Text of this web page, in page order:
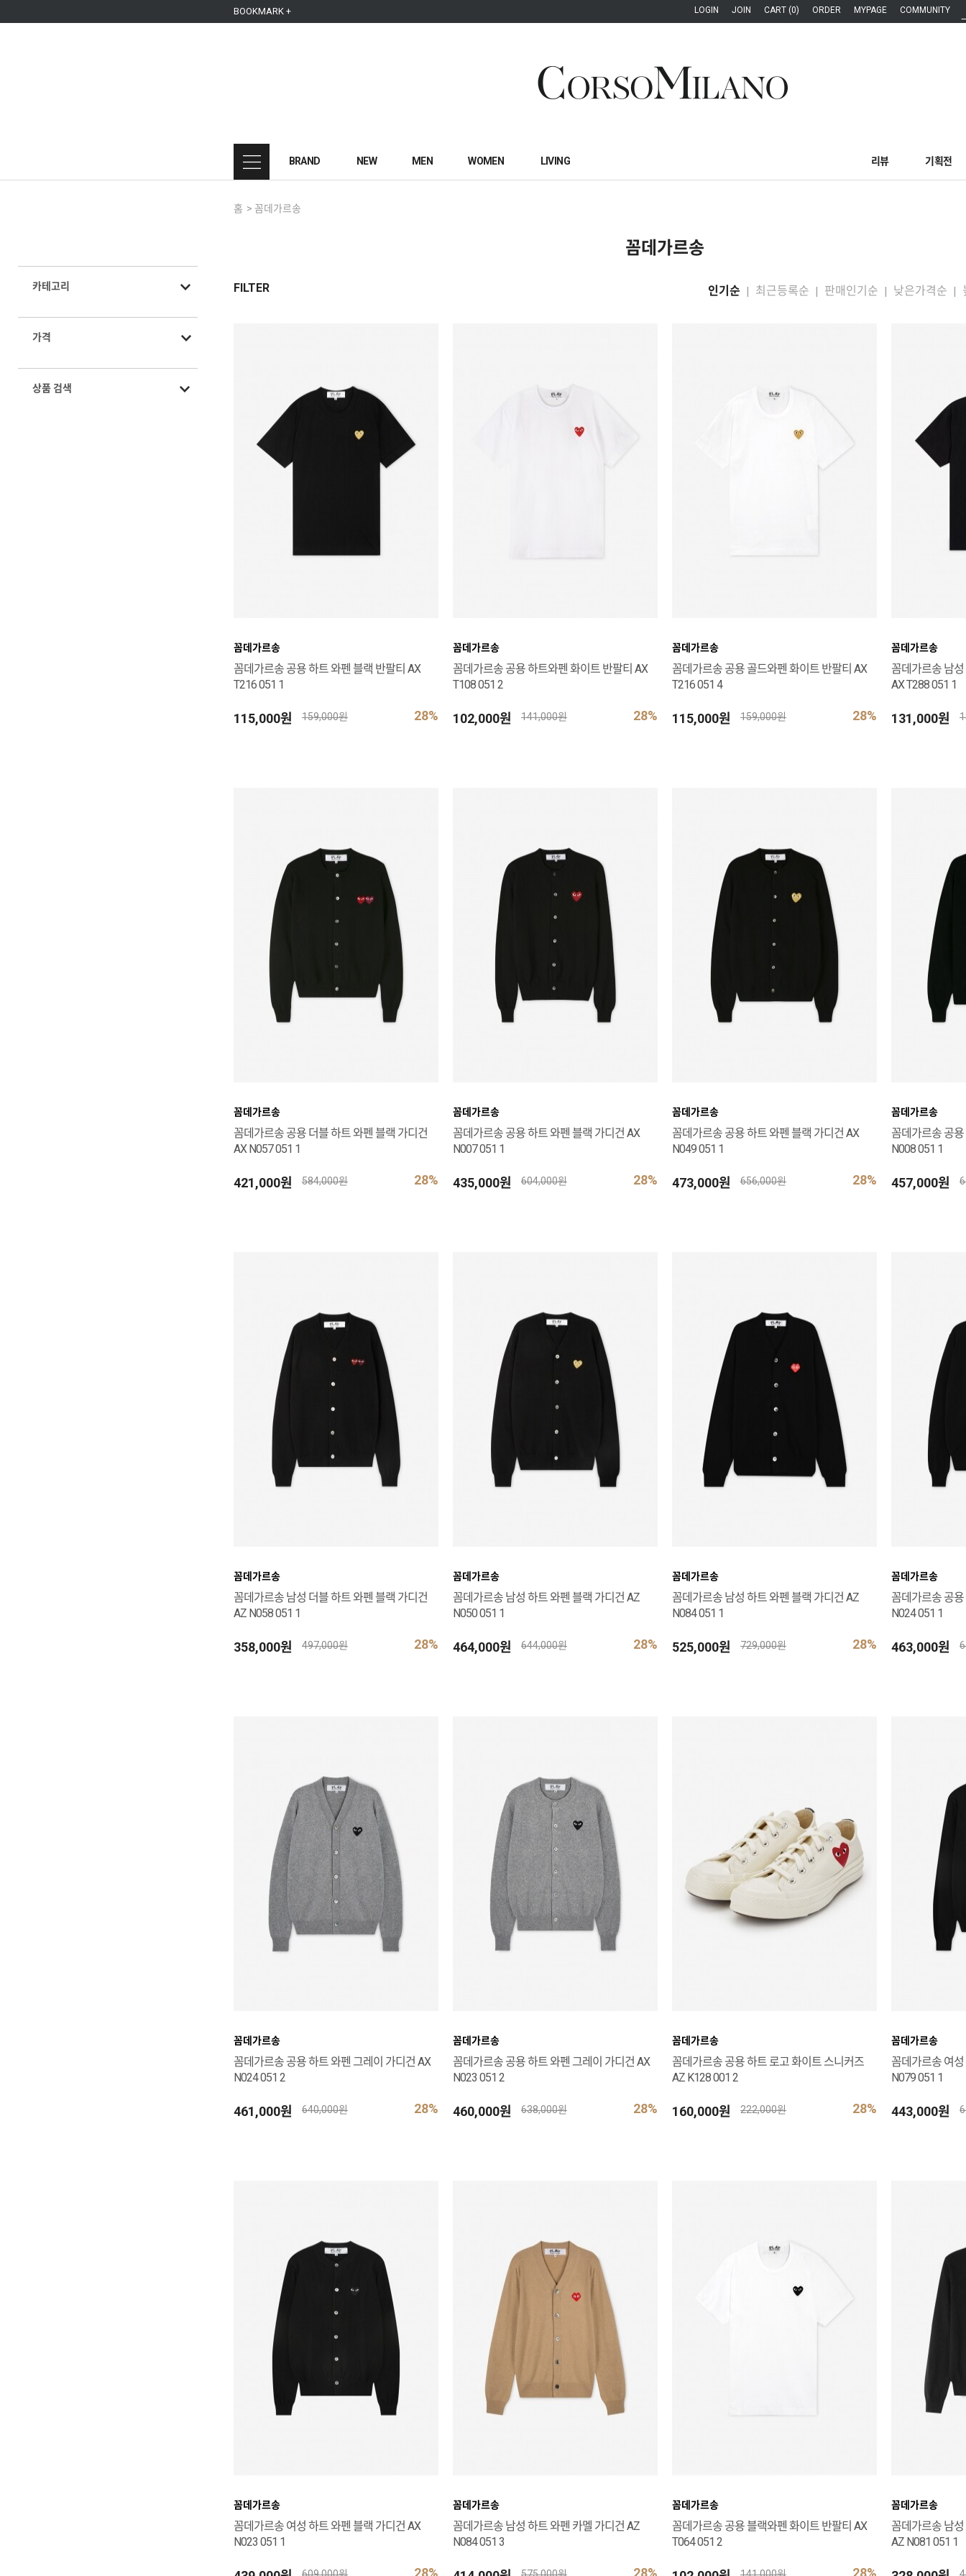
BOOKMARK + LOGIN JOIN CART (0) ORDER MYPAGE COMMUNITY
BRAND NEW MEN WOMEN LIVING 리뷰 기획전
홈 > 꼼데가르송
꼼데가르송
FILTER 인기순 최근등록순 판매인기순 낮은가격순
카테고리
가격
상품 검색
꼼데가르송
꼼데가르송 공용 하트 와펜 블랙 반팔티 AX
T216 051 1
115,000원 28%
159,000원
꼼데가르송
꼼데가르송 공용 하트와펜 화이트 반팔티 AX
T108 051 2
102,000원 28%
141,000원
꼼데가르송
꼼데가르송 공용 골드와펜 화이트 반팔티 AX
T216 051 4
115,000원 28%
159,000원
꼼데가르송
꼼데가르송 남
AX T288 051 1
131,000원
꼼데가르송
꼼데가르송 공용 더블 하트 와펜 블랙 가디건
AX N057 051 1
421,000원 28%
584,000원
꼼데가르송
꼼데가르송 공용 하트 와펜 블랙 가디건 AX
N007 051 1
435,000원 28%
604,000원
꼼데가르송
꼼데가르송 공용 하트 와펜 블랙 가디건 AX
N049 051 1
473,000원 28%
656,000원
꼼데가르송
꼼데가르송 공
N008 051 1
457,000원
꼼데가르송
꼼데가르송 남성 더블 하트 와펜 블랙 가디건
AZ N058 051 1
358,000원 28%
497,000원
꼼데가르송
꼼데가르송 남성 하트 와펜 블랙 가디건 AZ
N050 051 1
464,000원 28%
644,000원
꼼데가르송
꼼데가르송 남성 하트 와펜 블랙 가디건 AZ
N084 051 1
525,000원 28%
729,000원
꼼데가르송
꼼데가르송 공
N024 051 1
463,000원
꼼데가르송
꼼데가르송 공용 하트 와펜 그레이 가디건 AX
N024 051 2
461,000원 28%
640,000원
꼼데가르송
꼼데가르송 공용 하트 와펜 그레이 가디건 AX
N023 051 2
460,000원 28%
638,000원
꼼데가르송
꼼데가르송 공용 하트 로고 화이트 스니커즈
AZ K128 001 2
160,000원 28%
222,000원
꼼데가르송
꼼데가르송 여
N079 051 1
443,000원
꼼데가르송
꼼데가르송 여성 하트 와펜 블랙 가디건 AX
N023 051 1
28%
꼼데가르송
꼼데가르송 남성 하트 와펜 카멜 가디건 AZ
N084 051 3
28%
꼼데가르송
꼼데가르송 공용 블랙와펜 화이트 반팔티 AX
T064 051 2
28%
꼼데가르송
꼼데가르송 남
AZ N081 051 1